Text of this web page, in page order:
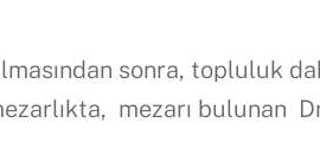
sonra, topluluk
mezarı bulunan